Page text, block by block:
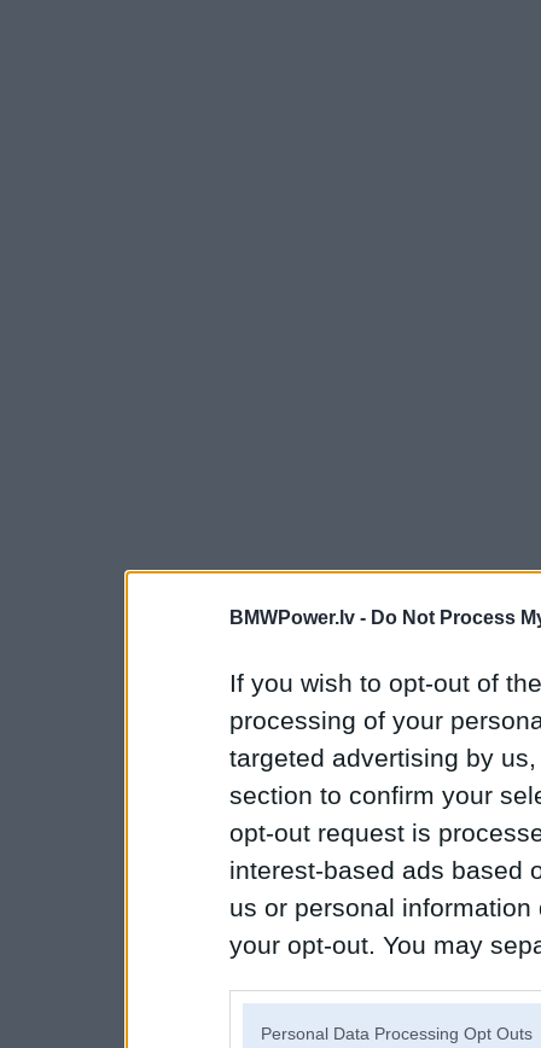
BMWPower.lv - Do Not Process
If you wish to opt-out of
processing of your
targeted advertising by
section to confirm your
opt-out request is
interest-based ads based
us or personal
your opt-out. You may
Personal Data Processing Opt Outs